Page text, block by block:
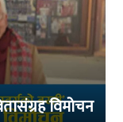
विमोचन